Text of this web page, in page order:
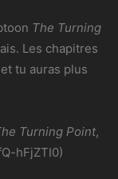
The Turning
Les chapitres
tu auras plus
Turning Point,
hFjZTI0)